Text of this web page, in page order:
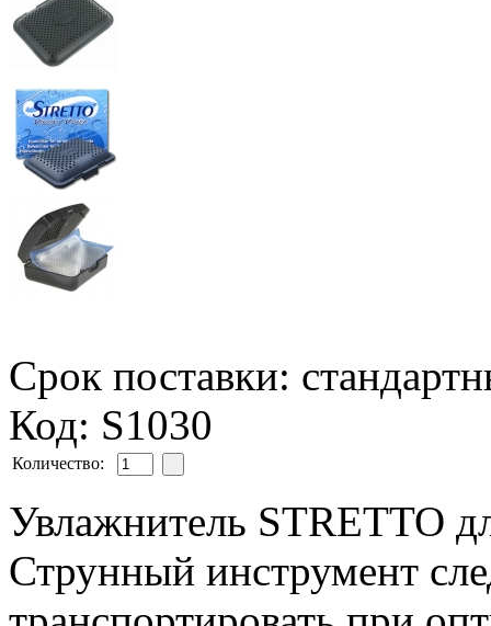
Срок поставки:
Код: S1030
Количество:
Увлажнитель STRETTO
Струнный инструмент